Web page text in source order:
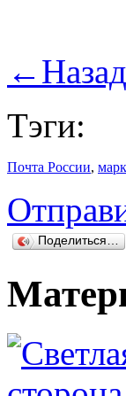
←
Тэги:
Почта России,
Поделиться…